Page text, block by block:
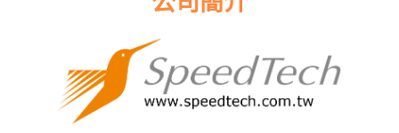
公司簡介